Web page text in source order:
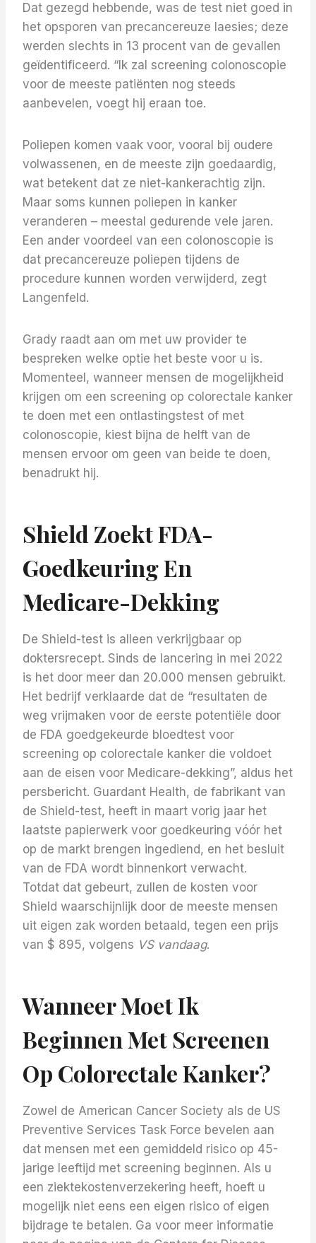
Dat gezegd hebbende, was de test niet goed in
het opsporen van precancereuze laesies; deze
werden slechts in 13 procent van de gevallen
geïdentificeerd. “Ik zal screening colonoscopie
voor de meeste patiënten nog steeds
aanbevelen, voegt hij eraan toe.
Poliepen komen vaak voor, vooral bij oudere
volwassenen, en de meeste zijn goedaardig,
wat betekent dat ze niet-kankerachtig zijn.
Maar soms kunnen poliepen in kanker
veranderen – meestal gedurende vele jaren.
Een ander voordeel van een colonoscopie is
dat precancereuze poliepen tijdens de
procedure kunnen worden verwijderd, zegt
Langenfeld.
Grady raadt aan om met uw provider te
bespreken welke optie het beste voor u is.
Momenteel, wanneer mensen de mogelijkheid
krijgen om een ​​screening op colorectale kanker
te doen met een ontlastingstest of met
colonoscopie, kiest bijna de helft van de
mensen ervoor om geen van beide te doen,
benadrukt hij.
Shield Zoekt FDA-
Goedkeuring En
Medicare-Dekking
De Shield-test is alleen verkrijgbaar op
doktersrecept. Sinds de lancering in mei 2022
is het door meer dan 20.000 mensen gebruikt.
Het bedrijf verklaarde dat de “resultaten de
weg vrijmaken voor de eerste potentiële door
de FDA goedgekeurde bloedtest voor
screening op colorectale kanker die voldoet
aan de eisen voor Medicare-dekking”, aldus het
persbericht. Guardant Health, de fabrikant van
de Shield-test, heeft in maart vorig jaar het
laatste papierwerk voor goedkeuring vóór het
op de markt brengen ingediend, en het besluit
van de FDA wordt binnenkort verwacht.
Totdat dat gebeurt, zullen de kosten voor
Shield waarschijnlijk door de meeste mensen
uit eigen zak worden betaald, tegen een prijs
van $ 895, volgens VS vandaag.
Wanneer Moet Ik
Beginnen Met Screenen
Op Colorectale Kanker?
Zowel de American Cancer Society als de US
Preventive Services Task Force bevelen aan
dat mensen met een gemiddeld risico op 45-
jarige leeftijd met screening beginnen. Als u
een ziektekostenverzekering heeft, hoeft u
mogelijk niet eens een eigen risico of eigen
bijdrage te betalen. Ga voor meer informatie